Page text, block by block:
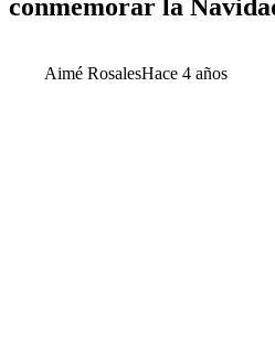
conmemorar la
Aimé RosalesHace 4 años